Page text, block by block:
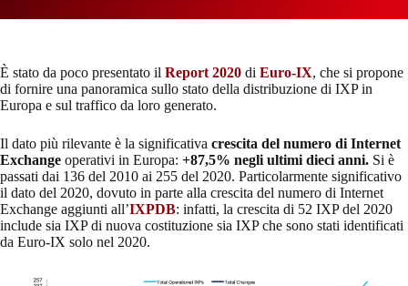
È stato da poco presentato il Report 2020 di Euro-IX, che si propone
di fornire una panoramica sullo stato della distribuzione di IXP in
Europa e sul traffico da loro generato.
Il dato più rilevante è la significativa crescita del numero di Internet
Exchange operativi in Europa: +87,5% negli ultimi dieci anni. Si è
passati dai 136 del 2010 ai 255 del 2020. Particolarmente significativo
il dato del 2020, dovuto in parte alla crescita del numero di Internet
Exchange aggiunti all’IXPDB: infatti, la crescita di 52 IXP del 2020
include sia IXP di nuova costituzione sia IXP che sono stati identificati
da Euro-IX solo nel 2020.